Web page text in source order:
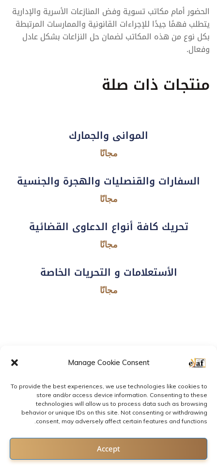
Manage Cookie Consent
To provide the best experiences, we use technologies like cookies to
store and/or access device information. Consenting to these
technologies will allow us to process data such as browsing
behavior or unique IDs on this site. Not consenting or withdrawing
consent, may adversely affect certain features and functions.
Accept
الحضور أمام مكاتب تسوية وفض المنازعات الأسرية والإدارية
يتطلب فهمًا جيدًا للإجراءات القانونية والممارسات المرتبطة
بكل نوع من هذه المكاتب لضمان حل النزاعات بشكل عادل
وفعال.
منتجات ذات صلة
الموانى والجمارك
مجانًا
السفارات والقنصليات والهجرة والجنسية
مجانًا
تحريك كافة أنواع الدعاوى القضائية
مجانًا
الأستعلامات و التحريات الخاصة
مجانًا
Follow us: